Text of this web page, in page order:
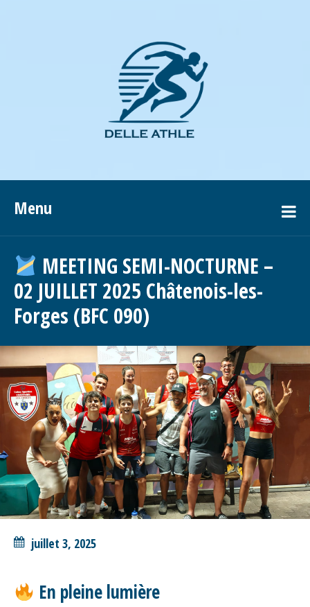
Menu
MEETING SEMI-NOCTURNE –
02 JUILLET 2025 Châtenois-les-
Forges (BFC 090)
juillet 3, 2025
En pleine lumière